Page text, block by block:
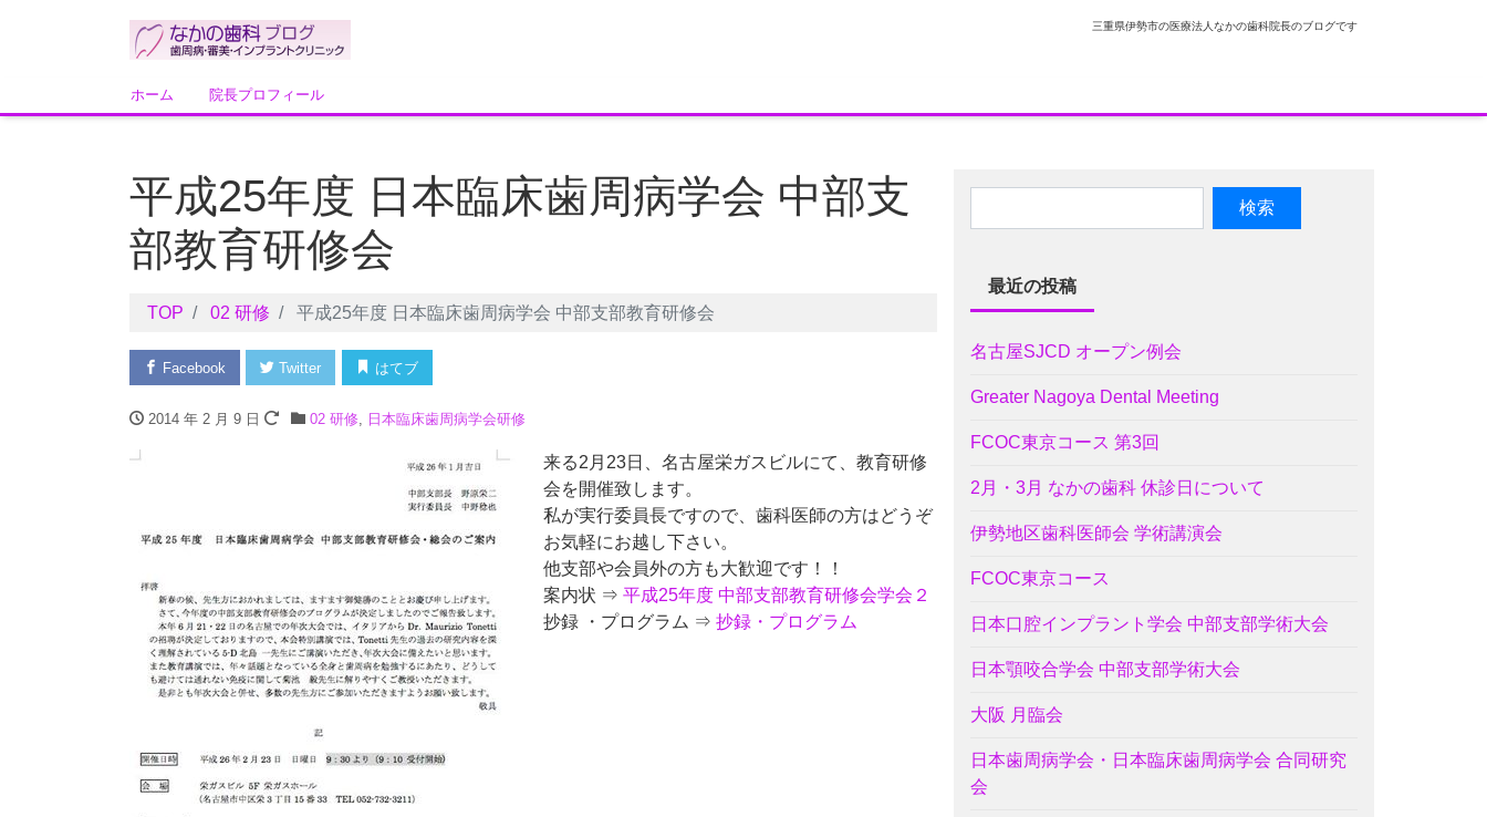
三重県伊勢市の医療法人なかの歯科院長のブログです
ホーム 院長プロフィール
平成25年度 日本臨床歯周病学会 中部支
部教育研修会
TOP 02 研修 平成25年度 日本臨床歯周病学会 中部支部教育研修会
Facebook Twitter はてブ
2014 年 2 月 9 日 02 研修, 日本臨床歯周病学会研修
来る2月23日、名古屋栄ガスビルにて、教育研修
会を開催致します。
私が実行委員長ですので、歯科医師の方はどうぞ
お気軽にお越し下さい。
他支部や会員外の方も大歓迎です！！
案内状 ⇒ 平成25年度 中部支部教育研修会学会２
抄録 ・プログラム ⇒ 抄録・プログラム
最近の投稿
名古屋SJCD オープン例会
Greater Nagoya Dental Meeting
FCOC東京コース 第3回
2月・3月 なかの歯科 休診日について
伊勢地区歯科医師会 学術講演会
FCOC東京コース
日本口腔インプラント学会 中部支部学術大会
日本顎咬合学会 中部支部学術大会
大阪 月臨会
日本歯周病学会・日本臨床歯周病学会 合同研究
会